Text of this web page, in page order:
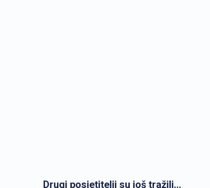
Drugi posjetitelji su još tražili...